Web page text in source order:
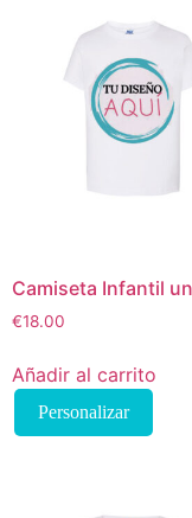
Camiseta Infantil
€18.00
Añadir al carrito
Personalizar